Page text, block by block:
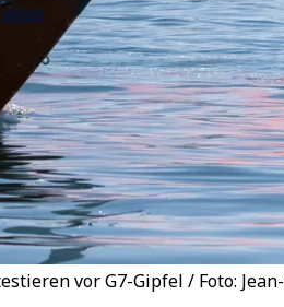
vor G7-Gipfel / Foto: